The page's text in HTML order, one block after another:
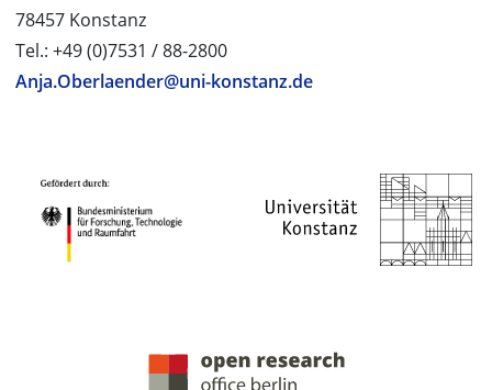
78457 Konstanz
Tel.: +49 (0)7531 / 88-2800
Anja.Oberlaender@uni-konstanz.de